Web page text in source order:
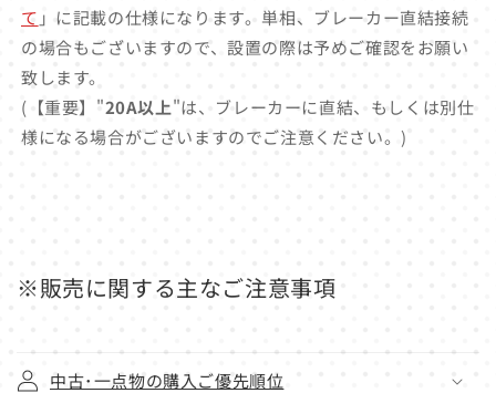
て 」に記載の仕様になります。単相、ブレーカー直結接続
の場合もございますので、設置の際は予めご確認をお願い
致します。
(【重要】"20A以上"は、ブレーカーに直結、もしくは別仕
様になる場合がございますのでご注意ください。)
※販売に関する主なご注意事項
中古･一点物の購入ご優先順位